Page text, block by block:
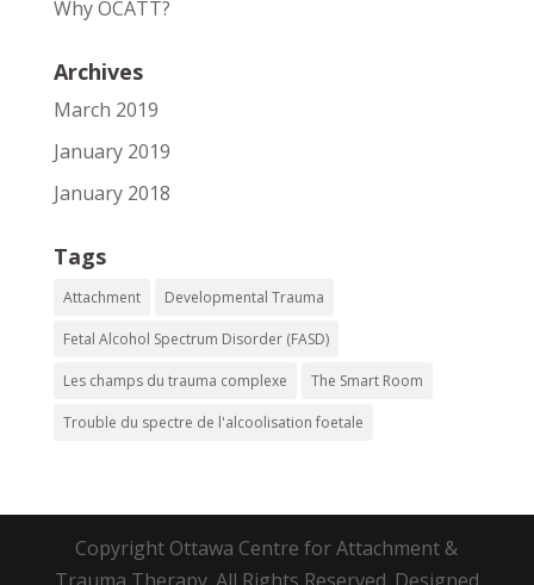
Why OCATT?
Archives
March 2019
January 2019
January 2018
Tags
Attachment Developmental Trauma
Fetal Alcohol Spectrum Disorder (FASD)
Les champs du trauma complexe The Smart Room
Trouble du spectre de l'alcoolisation foetale
Copyright Ottawa Centre for Attachment &